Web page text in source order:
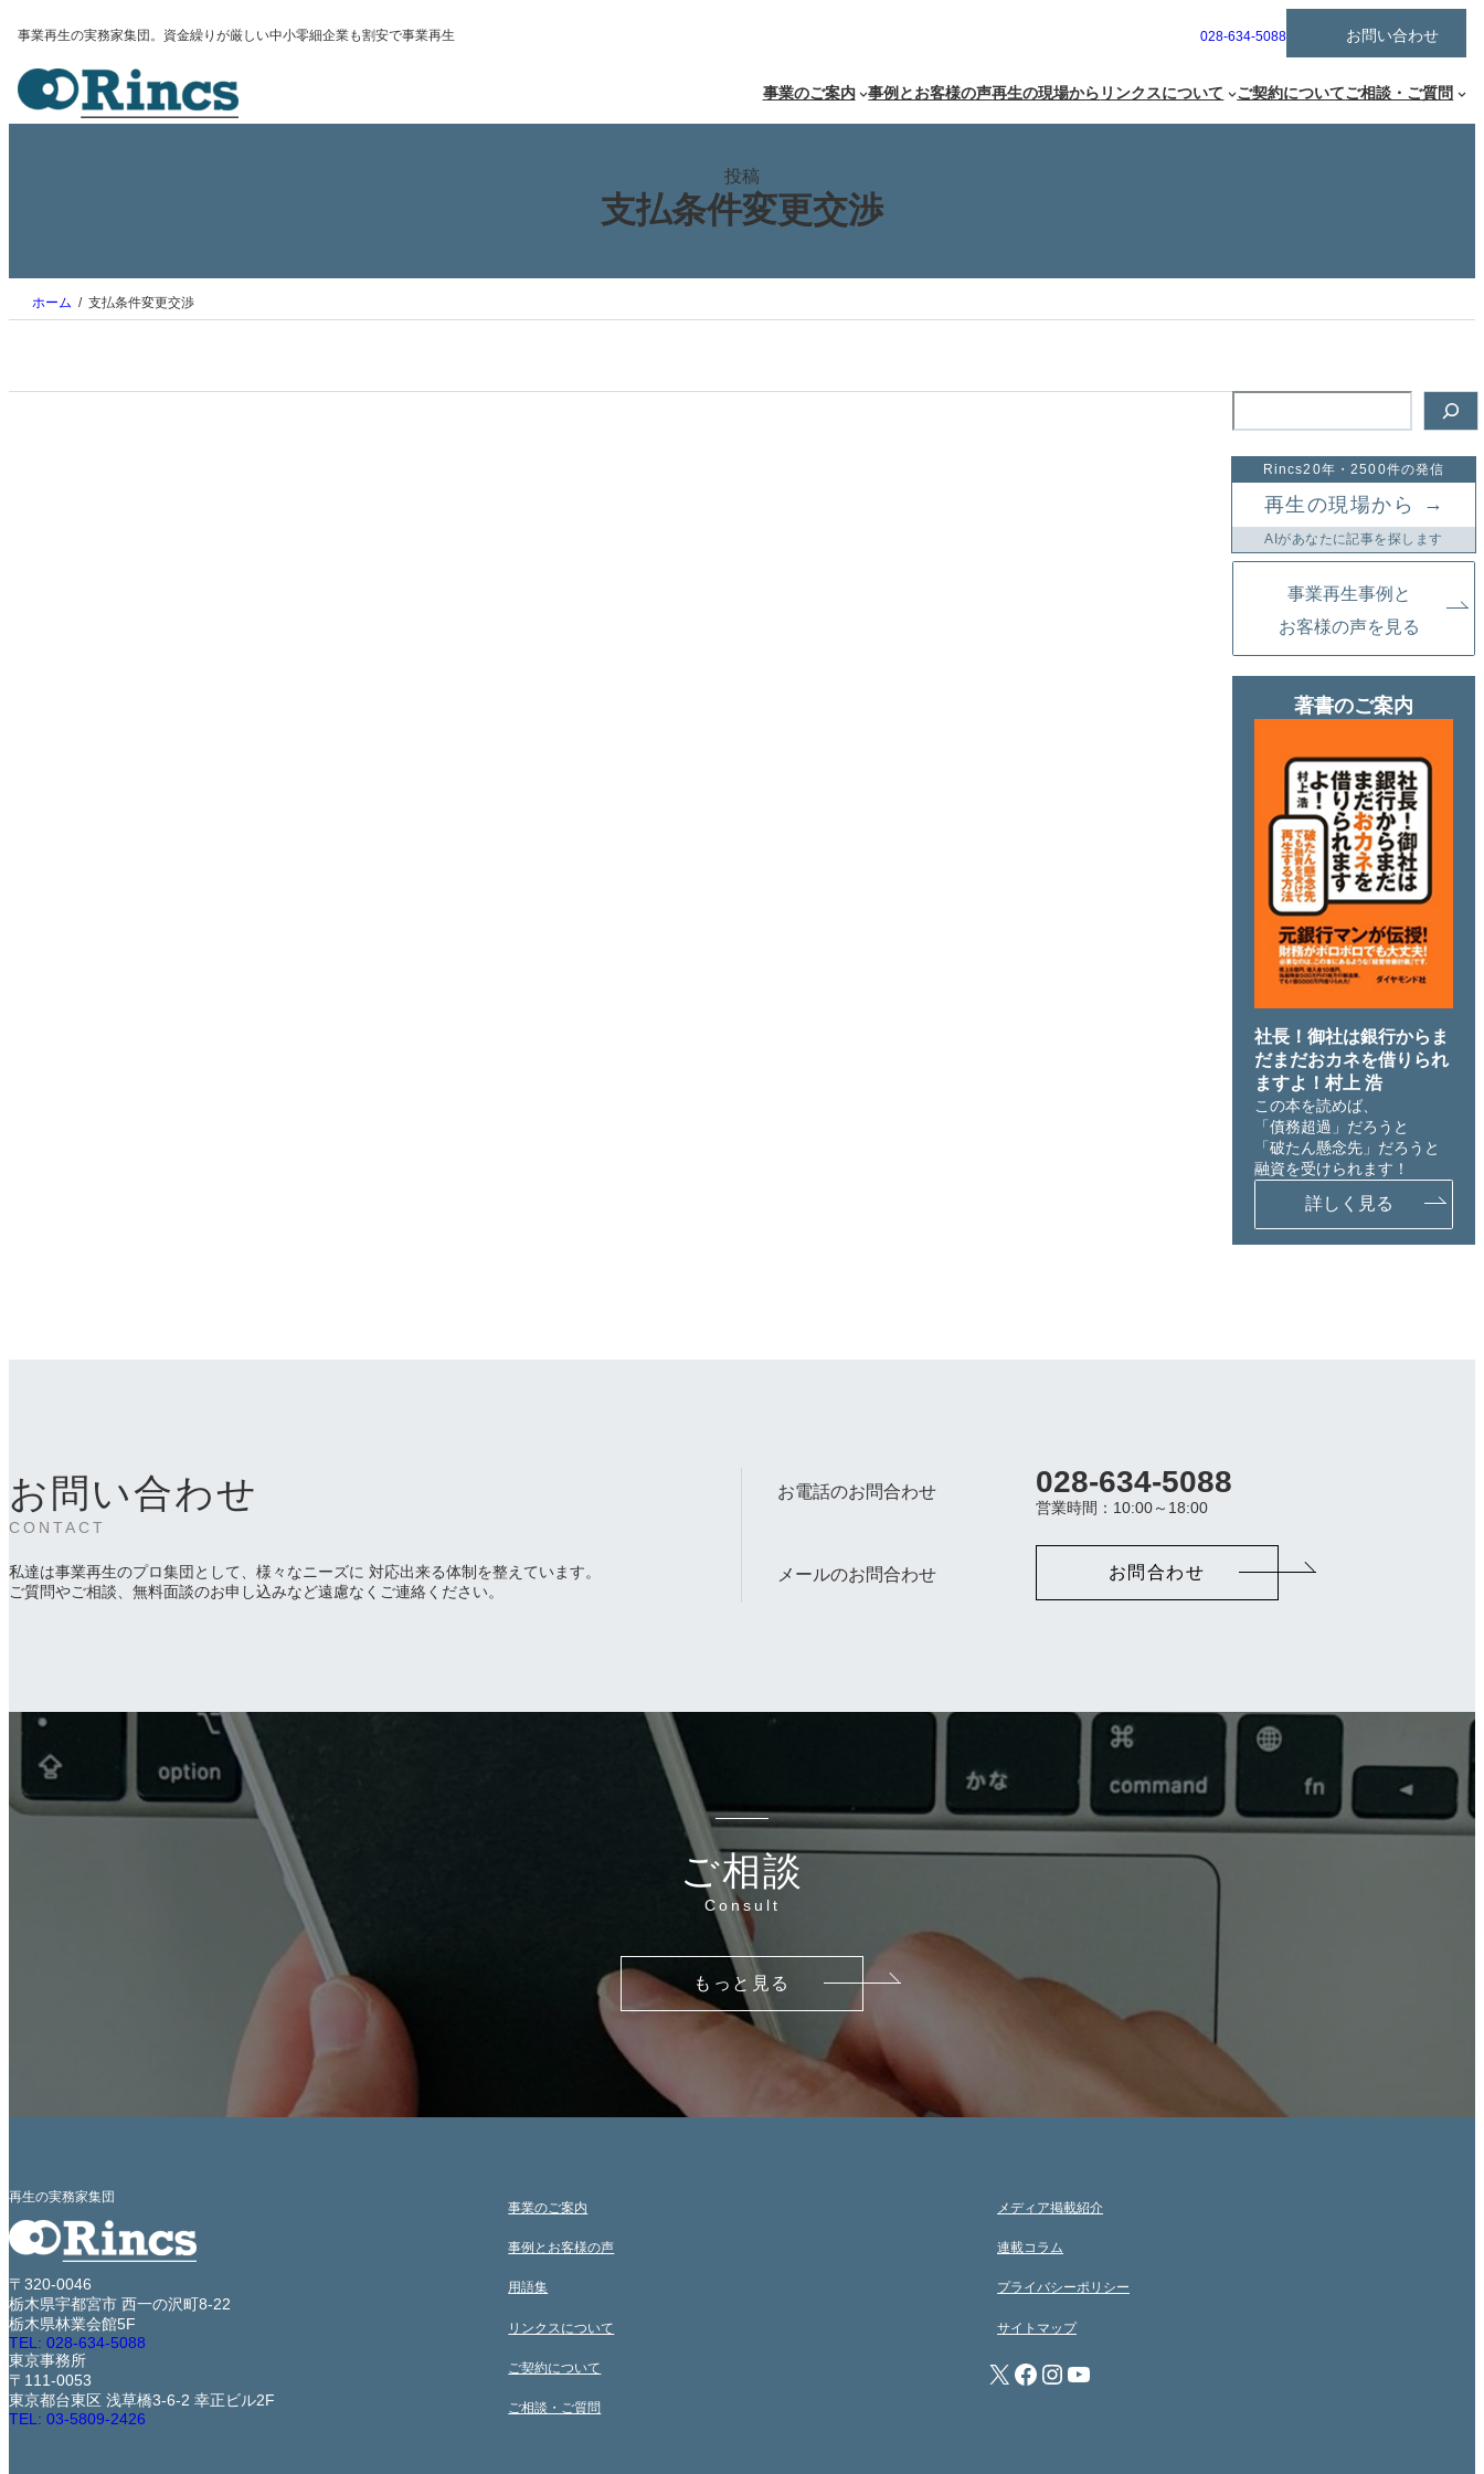
容
ス
キ
事業再生の実務家集団。資金繰りが厳しい中小零細企業も割安で事業再生
ア
ン
リ
ン
028-634-5088
グ
ー
お問い合わせ
事業のご案内 事例とお客様の声再生の現場から リンクスについて ご契約についてご相談・ご質問
投稿
支払条件変更交渉
ホーム 支払条件変更交渉
Rincs20年・2500件の発信
再生の現場から →
AIがあなたに記事を探します
事業再生事例と
お客様の声を見る
著書のご案内
社長！御社は銀行からま
だまだおカネを借りられ
ますよ！村上 浩
この本を読めば、
「債務超過」だろうと
「破たん懸念先」だろうと
融資を受けられます！
詳しく見る
お問い合わせ
CONTACT
私達は事業再生のプロ集団として、様々なニーズに 対応出来る体制を整えています。
ご質問やご相談、無料面談のお申し込みなど遠慮なくご連絡ください。
お電話のお問合わせ
カ
ラ
ム
リ
028-634-5088
営業時間：10:00～18:00
メールのお問合わせ お問合わせ
ご相談
Consult
もっと見る
再生の実務家集団
〒320-0046
栃木県宇都宮市 西一の沢町8-22
栃木県林業会館5F
TEL: 028-634-5088
東京事務所
〒111-0053
東京都台東区 浅草橋3-6-2 幸正ビル2F
TEL: 03-5809-2426
事業のご案内
事例とお客様の声
用語集
リンクスについて
ご契約について
ご相談・ご質問
メディア掲載紹介
連載コラム
プライバシーポリシー
サイトマップ
X Facebook Instagram YouTube